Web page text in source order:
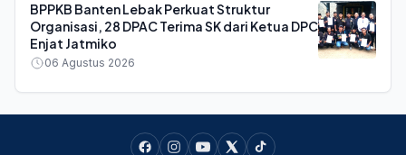
BPPKB Banten Lebak Perkuat Struktur
Organisasi, 28 DPAC Terima SK dari Ketua DPC
Enjat Jatmiko
06 Agustus 2026